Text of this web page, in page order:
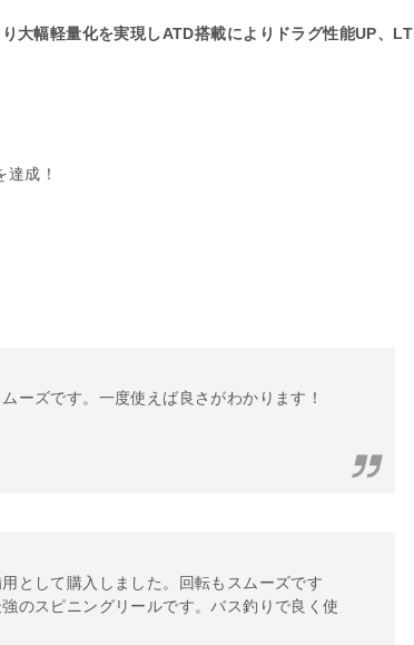
大幅軽量化を実現しATD搭載によりドラグ性能UP、LT
成！
ーズです。一度使えば良さがわかります！
として購入しました。回転もスムーズです
のスピニングリールです。バス釣りで良く使